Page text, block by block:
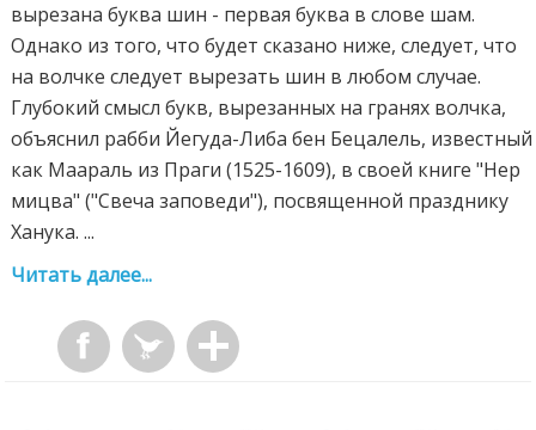
вырезана буква шин - первая буква в слове шам.
Однако из того, что будет сказано ниже, следует, что
на волчке следует вырезать шин в любом случае.
Глубокий смысл букв, вырезанных на гранях волчка,
объяснил рабби Йегуда-Либа бен Бецалель, известный
как Маараль из Праги (1525-1609), в своей книге "Нер
мицва" ("Свеча заповеди"), посвященной празднику
Ханука. ...
Читать далее...